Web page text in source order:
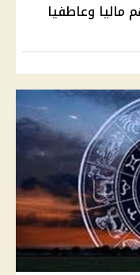
ماليا وعاطفيا